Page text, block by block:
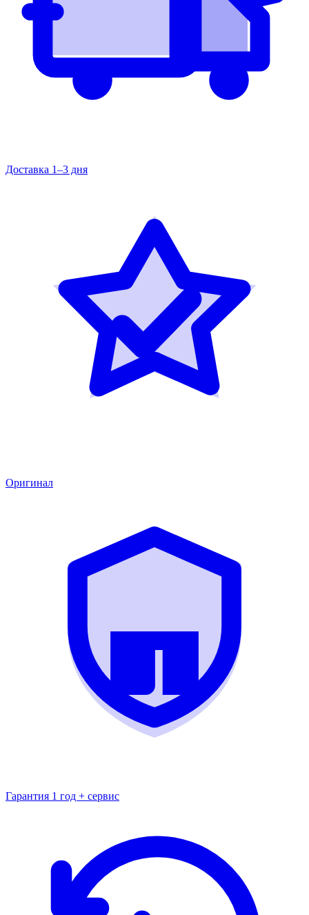
Доставка 1–3 дня
Оригинал
Гарантия 1 год + сервис